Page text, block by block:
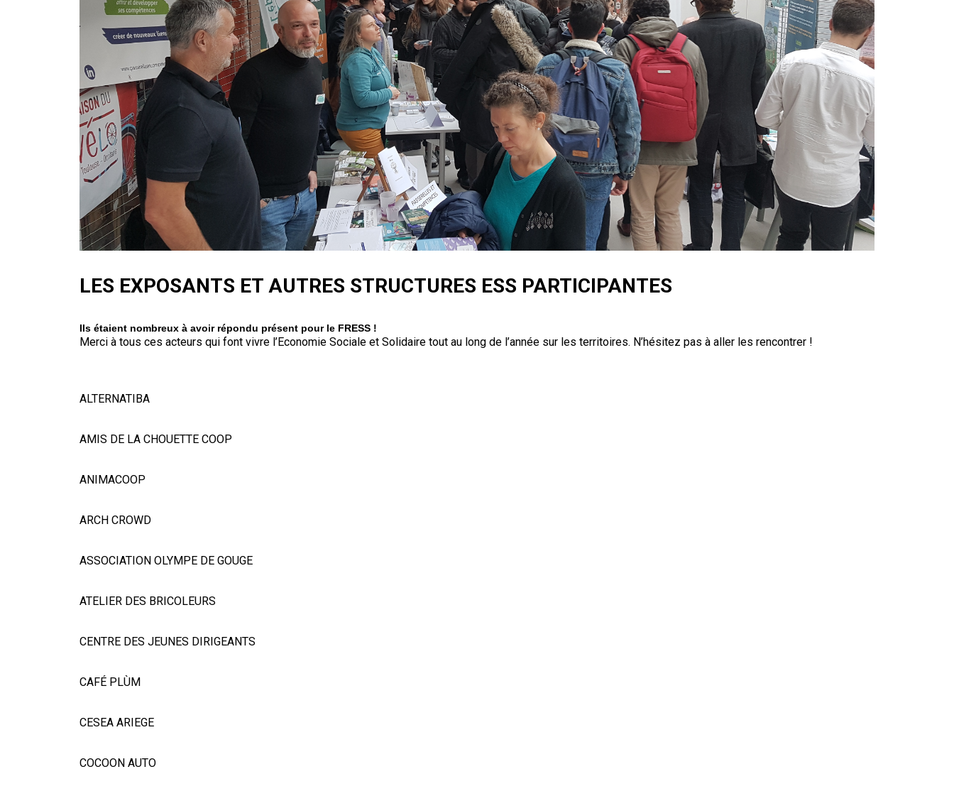
LES EXPOSANTS ET AUTRES STRUCTURES ESS PARTICIPANTES
Ils étaient nombreux à avoir répondu présent pour le FRESS !
Merci à tous ces acteurs qui font vivre l’Economie Sociale et Solidaire tout au long de l’année sur les territoires. N’hésitez pas à aller les rencontrer !
ALTERNATIBA
AMIS DE LA CHOUETTE COOP
ANIMACOOP
ARCH CROWD
ASSOCIATION OLYMPE DE GOUGE
ATELIER DES BRICOLEURS
CENTRE DES JEUNES DIRIGEANTS
CAFÉ PLÙM
CESEA ARIEGE
COCOON AUTO